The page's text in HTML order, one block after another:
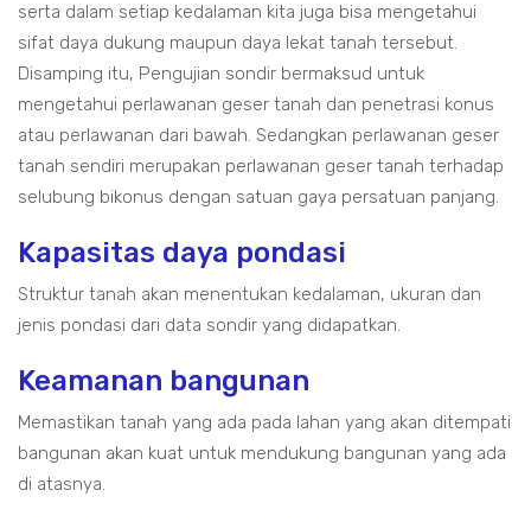
serta dalam setiap kedalaman kita juga bisa mengetahui
sifat daya dukung maupun daya lekat tanah tersebut.
Disamping itu, Pengujian sondir bermaksud untuk
mengetahui perlawanan geser tanah dan penetrasi konus
atau perlawanan dari bawah. Sedangkan perlawanan geser
tanah sendiri merupakan perlawanan geser tanah terhadap
selubung bikonus dengan satuan gaya persatuan panjang.
Kapasitas daya pondasi
Struktur tanah akan menentukan kedalaman, ukuran dan
jenis pondasi dari data sondir yang didapatkan.
Keamanan bangunan
Memastikan tanah yang ada pada lahan yang akan ditempati
bangunan akan kuat untuk mendukung bangunan yang ada
di atasnya.